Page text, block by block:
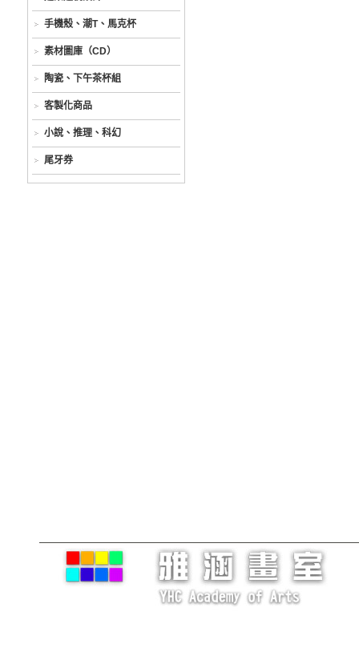
手機殼、潮T、馬克杯
素材圖庫（CD）
陶瓷、下午茶杯組
客製化商品
小說、推理、科幻
尾牙券